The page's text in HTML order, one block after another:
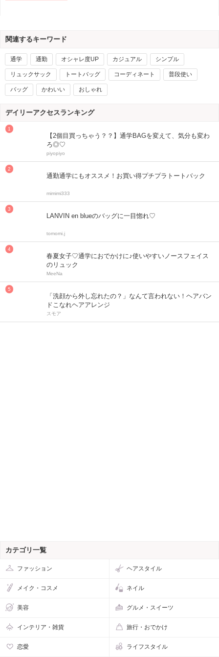
関連するキーワード
通学 通勤 オシャレ度UP カジュアル シンプル
リュックサック トートバッグ コーディネート 普段使い
バッグ かわいい おしゃれ
デイリーアクセスランキング
【2個目買っちゃう？？】通学BAGを変えて、気分も変わ
ろ◎♡
piyopiyo
通勤通学にもオススメ！お買い得プチプラトートバック
mimimi333
LANVIN en blueのバッグに一目惚れ♡
tomomi.j
春夏女子♡通学におでかけに♪使いやすいノースフェイス
のリュック
MeeNa
「洗顔から外し忘れたの？」なんて言われない！ヘアバン
ドこなれヘアアレンジ
スモア
カテゴリ一覧
ファッション ヘアスタイル
メイク・コスメ ネイル
美容 グルメ・スイーツ
インテリア・雑貨 旅行・おでかけ
恋愛 ライフスタイル